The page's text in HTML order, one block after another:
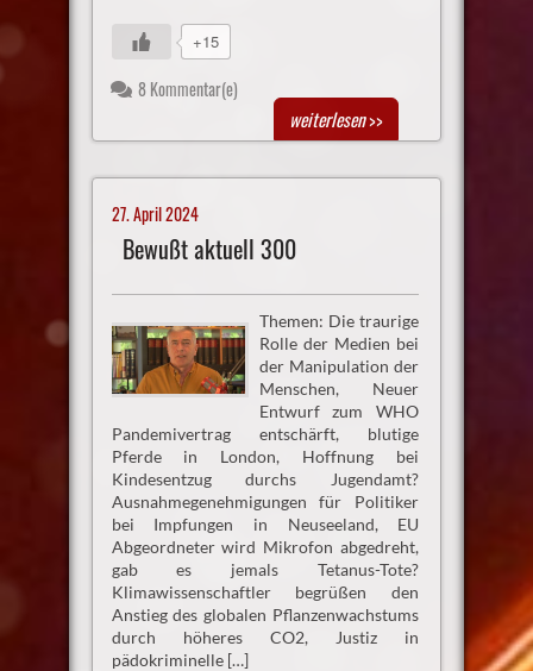
+15
8 Kommentar(e)
weiterlesen>>
27. April 2024
Bewußt aktuell 300
Themen: Die traurige
Rolle der Medien bei
der Manipulation der
Menschen, Neuer
Entwurf zum WHO
Pandemivertrag entschärft, blutige
Pferde in London, Hoffnung bei
Kindesentzug durchs Jugendamt?
Ausnahmegenehmigungen für Politiker
bei Impfungen in Neuseeland, EU
Abgeordneter wird Mikrofon abgedreht,
gab es jemals Tetanus-Tote?
Klimawissenschaftler begrüßen den
Anstieg des globalen Pflanzenwachstums
durch höheres CO2, Justiz in
pädokriminelle […]